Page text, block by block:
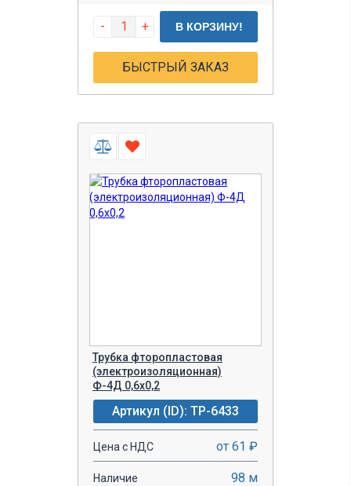
- + В КОРЗИНУ!
БЫСТРЫЙ ЗАКАЗ
Трубка фторопластовая
(электроизоляционная)
Ф-4Д 0,6х0,2
Артикул (ID): TP-6433
Цена с НДС от 61 ₽
Наличие 98 м